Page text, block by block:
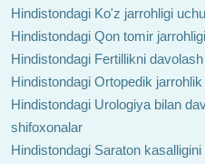
Hindistondagi Ko'z jarrohligi
Hindistondagi Qon tomir
Hindistondagi Fertillikni
Hindistondagi Ortopedik
Hindistondagi Urologiya bilan
shifoxonalar
Hindistondagi Saraton